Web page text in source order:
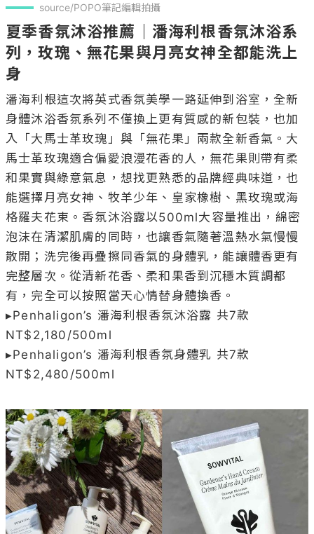
source/POPO筆記編輯拍攝
夏季香氛沐浴推薦｜潘海利根香氛沐浴系
列，玫瑰、無花果與月亮女神全都能洗上
身
潘海利根這次將英式香氛美學一路延伸到浴室，全新
身體沐浴香氛系列不僅換上更有質感的新包裝，也加
入「大馬士革玫瑰」與「無花果」兩款全新香氣。大
馬士革玫瑰適合偏愛浪漫花香的人，無花果則帶有柔
和果實與綠意氣息，想找更熟悉的品牌經典味道，也
能選擇月亮女神、牧羊少年、皇家橡樹、黑玫瑰或海
格羅夫花束。香氛沐浴露以500ml大容量推出，綿密
泡沫在清潔肌膚的同時，也讓香氣隨著溫熱水氣慢慢
散開；洗完後再疊擦同香氣的身體乳，能讓體香更有
完整層次。從清新花香、柔和果香到沉穩木質調都
有，完全可以按照當天心情替身體換香。
▸Penhaligon’s 潘海利根香氛沐浴露 共7款
NT$2,180/500ml
▸Penhaligon’s 潘海利根香氛身體乳 共7款
NT$2,480/500ml